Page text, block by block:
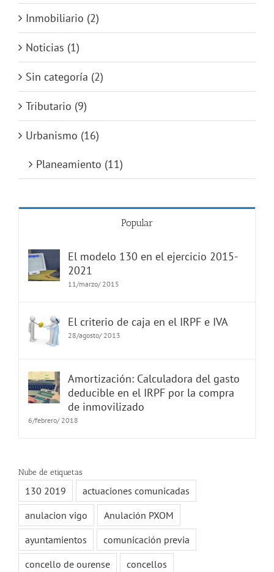
Inmobiliario (2)
Noticias (1)
Sin categoría (2)
Tributario (9)
Urbanismo (16)
Planeamiento (11)
Popular
El modelo 130 en el ejercicio 2015-
2021
11/marzo/ 2015
El criterio de caja en el IRPF e IVA
28/agosto/ 2013
Amortización: Calculadora del gasto
deducible en el IRPF por la compra
de inmovilizado
6/febrero/ 2018
Nube de etiquetas
130 2019
actuaciones comunicadas
anulacion vigo
Anulación PXOM
ayuntamientos
comunicación previa
concello de ourense
concellos